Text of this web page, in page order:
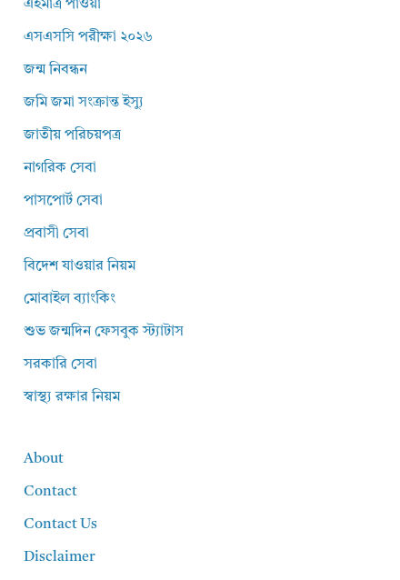
এইমাত্র পাওয়া
এসএসসি পরীক্ষা ২০২৬
জন্ম নিবন্ধন
জমি জমা সংক্রান্ত ইস্যু
জাতীয় পরিচয়পত্র
নাগরিক সেবা
পাসপোর্ট সেবা
প্রবাসী সেবা
বিদেশ যাওয়ার নিয়ম
মোবাইল ব্যাংকিং
শুভ জন্মদিন ফেসবুক স্ট্যাটাস
সরকারি সেবা
স্বাস্থ্য রক্ষার নিয়ম
About
Contact
Contact Us
Disclaimer